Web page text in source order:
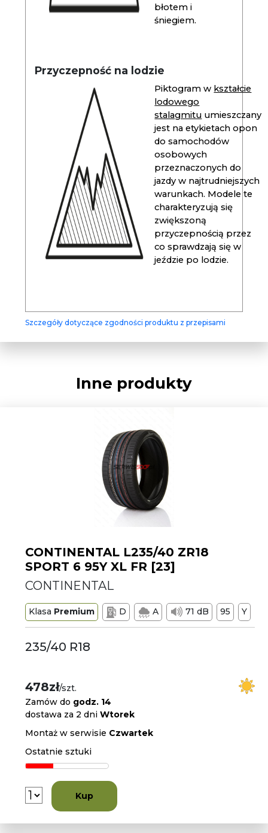
błotem i
śniegiem.
Przyczepność na lodzie
Piktogram w kształcie
lodowego
stalagmitu umieszczany
jest na etykietach opon
do samochodów
osobowych
przeznaczonych do
jazdy w najtrudniejszych
warunkach. Modele te
charakteryzują się
zwiększoną
przyczepnością przez
co sprawdzają się w
jeździe po lodzie.
Szczegóły dotyczące zgodności produktu z przepisami
Inne produkty
CONTINENTAL L235/40 ZR18
SPORT 6 95Y XL FR [23]
CONTINENTAL
Klasa Premium D A 71 dB 95 Y
235/40 R18
478zł/szt.
Zamów do godz. 14
dostawa za 2 dniWtorek
Montaż w serwisie Czwartek
Ostatnie sztuki
Kup